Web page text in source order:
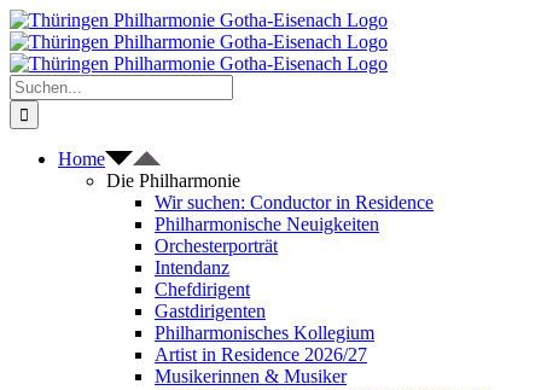
Zum
Inhalt
springen
Suche
nach:
Home
Die Philharmonie
Wir suchen: Conductor in Residence
Philharmonische Neuigkeiten
Orchesterporträt
Intendanz
Chefdirigent
Gastdirigenten
Philharmonisches Kollegium
Artist in Residence 2026/27
Musikerinnen & Musiker